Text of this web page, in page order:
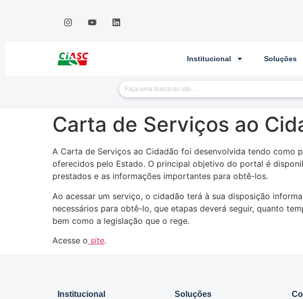
Institucional Soluções
Carta de Serviços ao
A Carta de Serviços ao Cidadão foi desenvolvida tendo como
oferecidos pelo Estado. O principal objetivo do portal é
prestados e as informações importantes para obtê-los.
Ao acessar um serviço, o cidadão terá à sua disposição
necessários para obtê-lo, que etapas deverá seguir, quanto
bem como a legislação que o rege.
Acesse o site.
Institucional Soluções